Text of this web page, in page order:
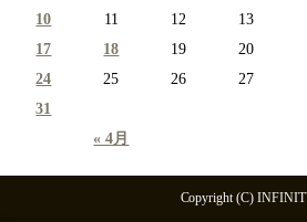
« 4月
10
11 12 13
17
18 19 20
24
25 26 27
31
Copyright (C)